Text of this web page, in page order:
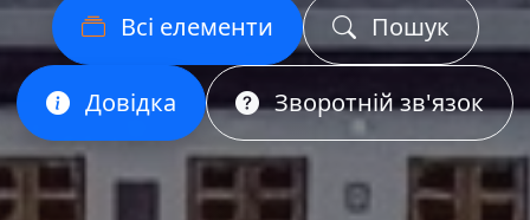
Всі елементи Пошук
Довідка Зворотній зв'язок